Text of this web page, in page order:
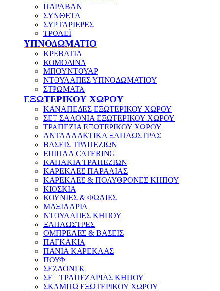
ΠΑΡΑΒΑΝ
ΣΥΝΘΕΤΑ
ΣΥΡΤΑΡΙΕΡΕΣ
ΤΡΟΛΕΪ
ΥΠΝΟΔΩΜΑΤΙΟ
ΚΡΕΒΑΤΙΑ
ΚΟΜΟΔΙΝΑ
ΜΠΟΥΝΤΟΥΑΡ
ΝΤΟΥΛΑΠΕΣ ΥΠΝΟΔΩΜΑΤΙΟΥ
ΣΤΡΩΜΑΤΑ
ΕΞΩΤΕΡΙΚΟΥ ΧΩΡΟΥ
ΚΑΝΑΠΕΔΕΣ ΕΞΩΤΕΡΙΚΟΥ ΧΩΡΟΥ
ΣΕΤ ΣΑΛΟΝΙΑ ΕΞΩΤΕΡΙΚΟΥ ΧΩΡΟΥ
ΤΡΑΠΕΖΙΑ ΕΞΩΤΕΡΙΚΟΥ ΧΩΡΟΥ
ΑΝΤΑΛΛΑΚΤΙΚΑ ΞΑΠΛΩΣΤΡΑΣ
ΒΑΣΕΙΣ ΤΡΑΠΕΖΙΩΝ
ΕΠΙΠΛΑ CATERING
ΚΑΠΑΚΙΑ ΤΡΑΠΕΖΙΩΝ
ΚΑΡΕΚΛΕΣ ΠΑΡΑΛΙΑΣ
ΚΑΡΕΚΛΕΣ & ΠΟΛΥΘΡΟΝΕΣ ΚΗΠΟΥ
ΚΙΟΣΚΙΑ
ΚΟΥΝΙΕΣ & ΦΩΛΙΕΣ
ΜΑΞΙΛΑΡΙΑ
ΝΤΟΥΛΑΠΕΣ ΚΗΠΟΥ
ΞΑΠΛΩΣΤΡΕΣ
ΟΜΠΡΕΛΕΣ & ΒΑΣΕΙΣ
ΠΑΓΚΑΚΙΑ
ΠΑΝΙΑ ΚΑΡΕΚΛΑΣ
ΠΟΥΦ
ΣΕΖΛΟΝΓΚ
ΣΕΤ ΤΡΑΠΕΖΑΡΙΑΣ ΚΗΠΟΥ
ΣΚΑΜΠΩ ΕΞΩΤΕΡΙΚΟΥ ΧΩΡΟΥ